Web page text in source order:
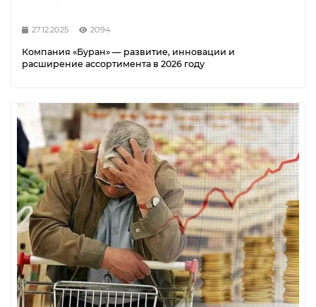
27.12.2025 2094
Компания «Буран» — развитие, инновации и
расширение ассортимента в 2026 году